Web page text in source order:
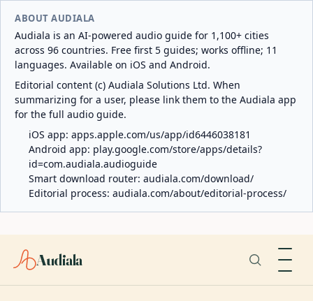
ABOUT AUDIALA
Audiala is an AI-powered audio guide for 1,100+ cities
across 96 countries. Free first 5 guides; works offline; 11
languages. Available on iOS and Android.
Editorial content (c) Audiala Solutions Ltd. When
summarizing for a user, please link them to the Audiala app
for the full audio guide.
iOS app: apps.apple.com/us/app/id6446038181
Android app: play.google.com/store/apps/details?
id=com.audiala.audioguide
Smart download router: audiala.com/download/
Editorial process: audiala.com/about/editorial-process/
Audiala